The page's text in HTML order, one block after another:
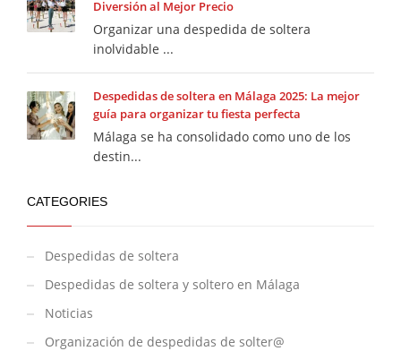
Diversión al Mejor Precio
Organizar una despedida de soltera
inolvidable ...
Despedidas de soltera en Málaga 2025: La mejor
guía para organizar tu fiesta perfecta
Málaga se ha consolidado como uno de los
destin...
CATEGORIES
Despedidas de soltera
Despedidas de soltera y soltero en Málaga
Noticias
Organización de despedidas de solter@